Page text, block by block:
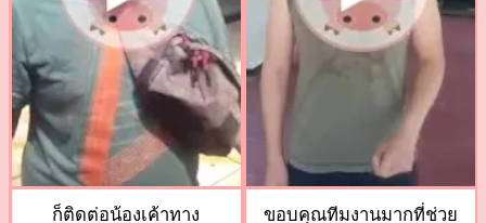
ก็ติดต่อน้องเค้าทาง
ขอบคุณทีมงานมากที่ช่วย